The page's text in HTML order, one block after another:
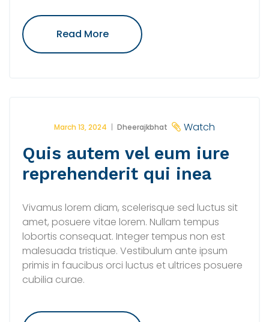
Read More"Ut
Ad
March 13, 2024 Dheerajkbhat Watch
Quis autem vel eum iure
reprehenderit qui inea
Vivamus lorem diam, scelerisque sed luctus sit
amet, posuere vitae lorem. Nullam tempus
lobortis consequat. Integer tempus non est
malesuada tristique. Vestibulum ante ipsum
primis in faucibus orci luctus et ultrices posuere
cubilia curae.